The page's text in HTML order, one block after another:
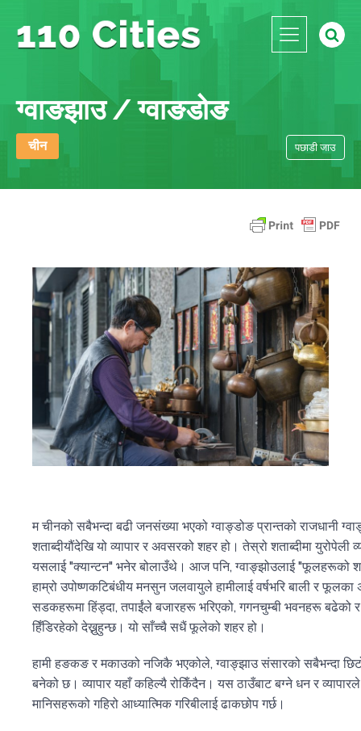
ग्वाङझाउ / ग्वाङडोङ
चीन पछाडी जाउ
म चीनको सबैभन्दा बढी जनसंख्या भएको ग्वाङ्डोङ प्रान्तको राजधानी
शताब्दीयौंदेखि यो व्यापार र अवसरको शहर हो। तेस्रो शताब्दीमा युरोपेली
यसलाई "क्यान्टन" भनेर बोलाउँथे। आज पनि, ग्वाङ्झोउलाई "फूलहरूको
हाम्रो उपोष्णकटिबंधीय मनसुन जलवायुले हामीलाई वर्षभरि बाली र
सडकहरूमा हिंड्दा, तपाईंले बजारहरू भरिएको, गगनचुम्बी भवनहरू बढेको र
हिँडिरहेको देख्नुहुन्छ। यो साँच्चै सधैं फूलेको शहर हो।
हामी हङकङ र मकाउको नजिकै भएकोले, ग्वाङ्झाउ संसारको सबैभन्दा
बनेको छ। व्यापार यहाँ कहिल्यै रोकिँदैन। यस ठाउँबाट बग्ने धन र व्यापारले
मानिसहरूको गहिरो आध्यात्मिक गरिबीलाई ढाकछोप गर्छ।